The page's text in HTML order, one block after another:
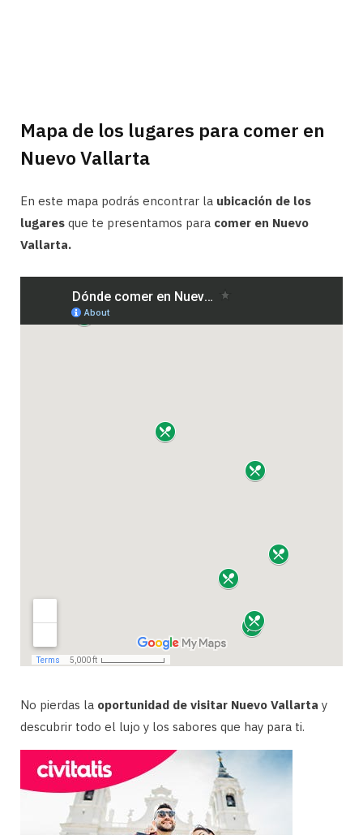
Mapa de los lugares para comer en
Nuevo Vallarta
En este mapa podrás encontrar la ubicación de los
lugares que te presentamos para comer en Nuevo
Vallarta.
No pierdas la oportunidad de visitar Nuevo Vallarta y
descubrir todo el lujo y los sabores que hay para ti.